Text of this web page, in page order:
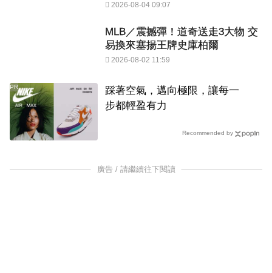
2026-08-04 09:07
MLB／震撼彈！道奇送走3大物 交
易換來塞揚王牌史庫柏爾
2026-08-02 11:59
踩著空氣，邁向極限，讓每一
步都輕盈有力
PR
Recommended by
廣告 / 請繼續往下閱讀